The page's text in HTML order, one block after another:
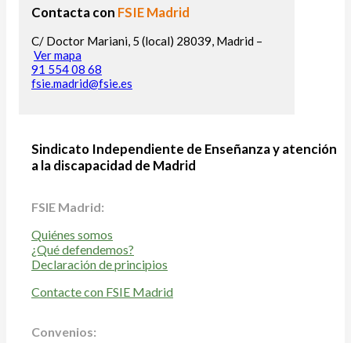
Contacta con FSIE Madrid
C/ Doctor Mariani, 5 (local) 28039, Madrid –
Ver mapa
91 554 08 68
fsie.madrid@fsie.es
Sindicato Independiente de Enseñanza y atención
a la discapacidad de Madrid
FSIE Madrid:
Quiénes somos
¿Qué defendemos?
Declaración de principios
Contacte con FSIE Madrid
Convenios: